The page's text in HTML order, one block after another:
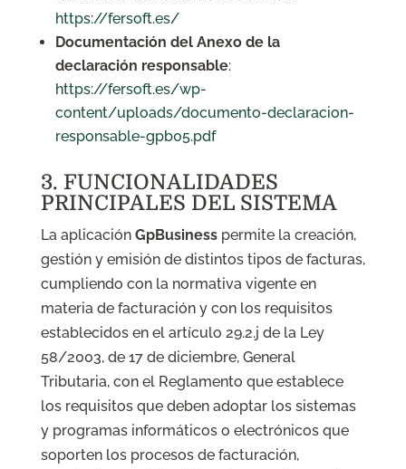
https://fersoft.es/
Documentación del Anexo de la
declaración responsable:
https://fersoft.es/wp-
content/uploads/documento-declaracion-
responsable-gpb05.pdf
3. FUNCIONALIDADES
PRINCIPALES DEL SISTEMA
La aplicación GpBusinesspermite la creación,
gestión y emisión de distintos tipos de facturas,
cumpliendo con la normativa vigente en
materia de facturación y con los requisitos
establecidos en el artículo 29.2.j de la Ley
58/2003, de 17 de diciembre, General
Tributaria, con el Reglamento que establece
los requisitos que deben adoptar los sistemas
y programas informáticos o electrónicos que
soporten los procesos de facturación,